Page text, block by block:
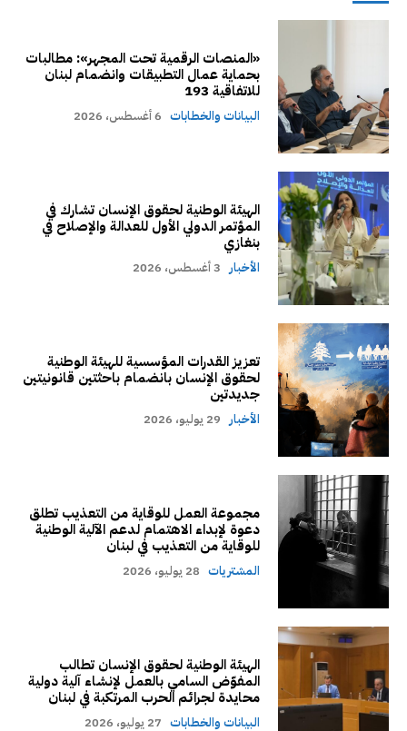
«المنصات الرقمية تحت المجهر»: مطالبات
بحماية عمال التطبيقات وانضمام لبنان
للاتفاقية 193
البيانات والخطابات 6 أغسطس، 2026
الهيئة الوطنية لحقوق الإنسان تشارك في
المؤتمر الدولي الأول للعدالة والإصلاح في
بنغازي
الأخبار 3 أغسطس، 2026
تعزيز القدرات المؤسسية للهيئة الوطنية
لحقوق الإنسان بانضمام باحثتين قانونيتين
جديدتين
الأخبار 29 يوليو، 2026
مجموعة العمل للوقاية من التعذيب تطلق
دعوة لإبداء الاهتمام لدعم الآلية الوطنية
للوقاية من التعذيب في لبنان
المشتريات 28 يوليو، 2026
الهيئة الوطنية لحقوق الإنسان تطالب
المفوّض السامي بالعمل لإنشاء آلية دولية
محايدة لجرائم الحرب المرتكبة في لبنان
البيانات والخطابات 27 يوليو، 2026